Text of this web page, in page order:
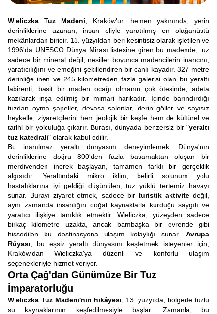
Wieliczka Tuz Madeni , Kraków'un hemen yakınında, yerin
derinliklerine uzanan, insan eliyle yaratılmış en olağanüstü
mekânlardan biridir. 13. yüzyıldan beri kesintisiz olarak işletilen ve
1996'da UNESCO Dünya Mirası listesine giren bu madende, tuz
sadece bir mineral değil, nesiller boyunca madencilerin inancını,
yaratıcılığını ve emeğini şekillendiren bir canlı kayadır. 327 metre
derinliğe inen ve 245 kilometreden fazla galerisi olan bu yeraltı
labirenti, basit bir maden ocağı olmanın çok ötesinde, adeta
kazılarak inşa edilmiş bir mimari harikadır. İçinde barındırdığı
tuzdan oyma şapeller, devasa salonlar, derin göller ve sayısız
heykelle, ziyaretçilerini hem jeolojik bir keşfe hem de kültürel ve
tarihi bir yolculuğa çıkarır. Burası, dünyada benzersiz bir "yeraltı
tuz katedrali" olarak kabul edilir.
Bu inanılmaz yeraltı dünyasını deneyimlemek, Dünya'nın
derinliklerine doğru 800'den fazla basamaktan oluşan bir
merdivenden inerek başlayan, tamamen farklı bir gerçeklik
algısıdır. Yeraltındaki mikro iklim, belirli solunum yolu
hastalıklarına iyi geldiği düşünülen, tuz yüklü tertemiz havayı
sunar. Burayı ziyaret etmek, sadece bir turistik aktivitedeğil,
aynı zamanda insanlığın doğal kaynaklarla kurduğu saygılı ve
yaratıcı ilişkiye tanıklık etmektir. Wieliczka, yüzeyden sadece
birkaç kilometre uzakta, ancak bambaşka bir evrende gibi
hissedilen bu destinasyona ulaşım kolaylığı sunar. Avrupa
Rüyası , bu eşsiz yeraltı dünyasını keşfetmek isteyenler için,
Kraków'dan Wieliczka'ya düzenli ve konforlu ulaşım
seçenekleriyle hizmet veriyor.
Orta Çağ'dan Günümüze Bir Tuz
İmparatorluğu
Wieliczka Tuz Madeni'nin hikâyesi , 13. yüzyılda, bölgede tuzlu
su kaynaklarının keşfedilmesiyle başlar. Zamanla, bu